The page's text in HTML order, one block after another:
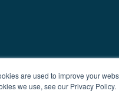
are used to improve your
we use, see our Privacy Policy.